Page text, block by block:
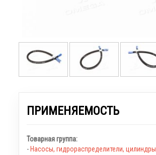
ПРИМЕНЯЕМОСТЬ
Товарная группа:
-Насосы, гидрораспределители, цилиндры